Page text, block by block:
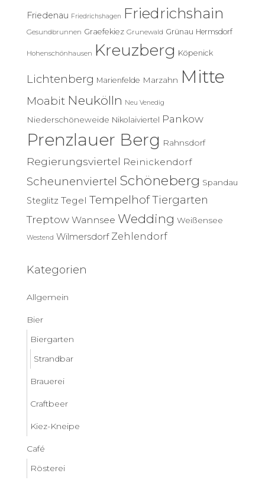
:Friedenau Friedrichshagen Friedrichshain
Gesundbrunnen Graefekiez Grunewald Grünau Hermsdorf
Hohenschönhausen Kreuzberg Köpenick
Lichtenberg Marienfelde Marzahn Mitte
Moabit Neukölln Neu Venedig
Niederschöneweide Nikolaiviertel Pankow
Prenzlauer Berg Rahnsdorf
Regierungsviertel Reinickendorf
Scheunenviertel Schöneberg Spandau
Steglitz Tegel TempelhofTiergarten
Treptow Wannsee Wedding Weißensee
Westend Wilmersdorf Zehlendorf
Kategorien
Allgemein
Bier
Biergarten
Strandbar
Brauerei
Craftbeer
Kiez-Kneipe
Café
Rösterei